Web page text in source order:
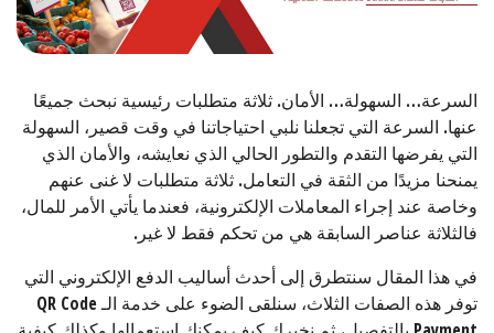
السرعة… السهولة… الأمان. ثلاثة متطلبات رئيسية نبحث جميعًا
عنها. السرعة التي تجعلنا نلبي احتياجاتنا في وقت قصير، السهولة
التي يفرضها التقدم والتطور الحالي الذي نعايشه، والأمان الذي
يمنحنا مزيدًا من الثقة في التعامل. ثلاثة متطلبات لا غنى عنهم
وخاصة عند إجراء المعاملات الإلكترونية، فعندما يأتي الأمر للمال،
فالثلاثة عناصر السابقة هي من تحكم فقط لا غير.
في هذا المقال سنتطرق إلى أحدث أساليب الدفع الإلكتروني التي
توفر هذه الصفات الثلاث، سنلقى الضوء على خدمة الـ QR Code